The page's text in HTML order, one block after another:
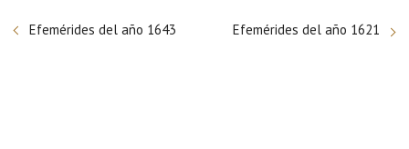
Efemérides del año 1643 Efemérides del año 1621